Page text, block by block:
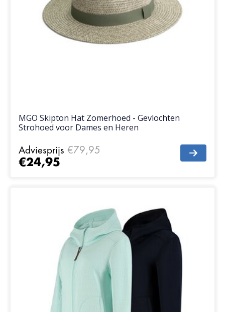
MGO Skipton Hat Zomerhoed - Gevlochten
Strohoed voor Dames en Heren
Adviesprijs €79,95
€24,95